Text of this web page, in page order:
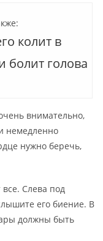
колит в
болит голова
внимательно,
немедленно
нужно беречь,
Слева под
его биение. В
должны быть